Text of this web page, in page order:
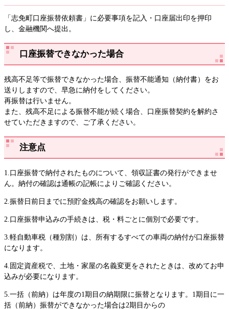
「志免町口座振替依頼書」に必要事項を記入・口座届出印を押印
し、金融機関へ提出。
口座振替できなかった場合
残高不足等で振替できなかった場合、振替不能通知（納付書）をお
送りしますので、早急に納付をしてください。
再振替は行いません。
また、残高不足による振替不能が続く場合、口座振替契約を解約さ
せていただきますので、ご了承ください。
注意点
1.口座振替で納付されたものについて、領収証書の発行ができませ
ん。納付の確認は通帳の記帳によりご確認ください。
2.振替日前日までに預貯金残高の確認をお願いします。
2.口座振替申込みの手続きは、税・料ごとに個別で必要です。
3.軽自動車税（種別割）は、所有するすべての車両の納付が口座振替
になります。
4.固定資産税で、土地・家屋の名義変更をされたときは、改めてお申
込みが必要になります。
5.一括（前納）は年度の1期目の納期限に振替となります。1期目に一
括（前納）振替ができなかった場合は2期目からの